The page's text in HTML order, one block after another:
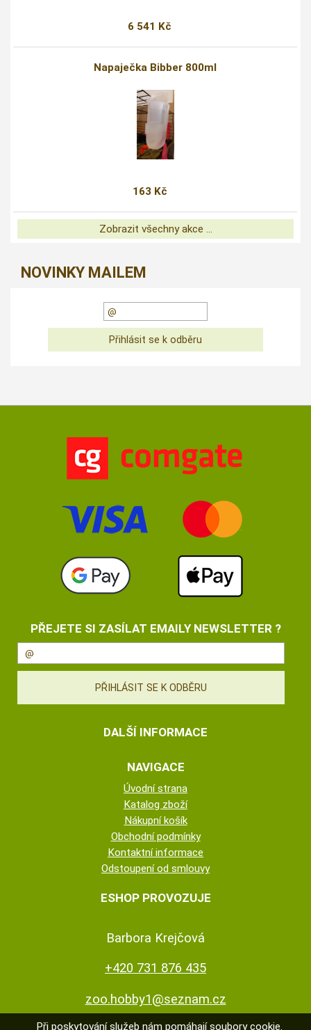
6 541 Kč
Napaječka Bibber 800ml
163 Kč
Zobrazit všechny akce ...
NOVINKY MAILEM
PŘEJETE SI ZASÍLAT EMAILY NEWSLETTER ?
DALŠÍ INFORMACE
NAVIGACE
Úvodní strana
Katalog zboží
Nákupní košík
Obchodní podmínky
Kontaktní informace
Odstoupení od smlouvy
ESHOP PROVOZUJE
Barbora Krejčová
+420 731 876 435
zoo.hobby1@seznam.cz
Při poskytování služeb nám pomáhají soubory cookie.